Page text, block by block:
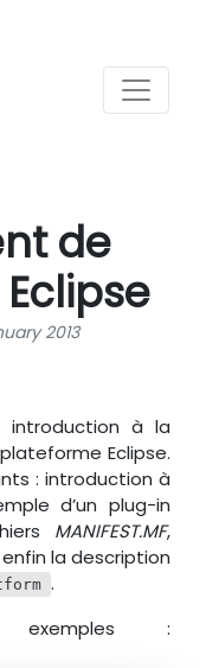
de
2013
à la
Eclipse.
: introduction à
d’un plug-in
MANIFEST.MF,
la description
.
: